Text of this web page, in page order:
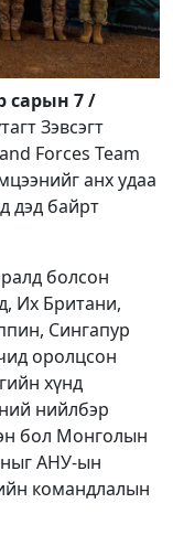
сарын 7 /
Зэвсэгт
Forces Team
анх удаа
дэд байрт
болсон
Их Британи,
Сингапур
оролцсон
хүнд
нийлбэр
бол Монголын
АНУ-ын
командлалын